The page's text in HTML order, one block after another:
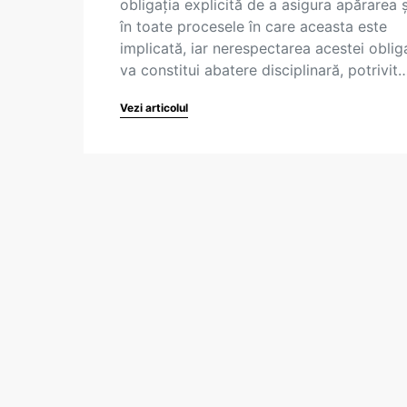
obligația explicită de a asigura apărarea
în toate procesele în care aceasta este
implicată, iar nerespectarea acestei
va constitui abatere disciplinară,
Vezi articolul